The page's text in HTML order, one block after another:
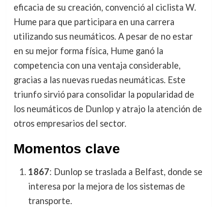
eficacia de su creación, convenció al ciclista W.
Hume para que participara en una carrera
utilizando sus neumáticos. A pesar de no estar
en su mejor forma física, Hume ganó la
competencia con una ventaja considerable,
gracias a las nuevas ruedas neumáticas. Este
triunfo sirvió para consolidar la popularidad de
los neumáticos de Dunlop y atrajo la atención de
otros empresarios del sector.
Momentos clave
1867: Dunlop se traslada a Belfast, donde se
interesa por la mejora de los sistemas de
transporte.